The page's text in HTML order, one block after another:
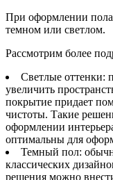
При оформлении
темном или светлом.
Рассмотрим более
Светлые оттенки:
увеличить
покрытие придает
чистоты. Такие
оформлении
оптимальны для
Темный пол:
классических
решения можно